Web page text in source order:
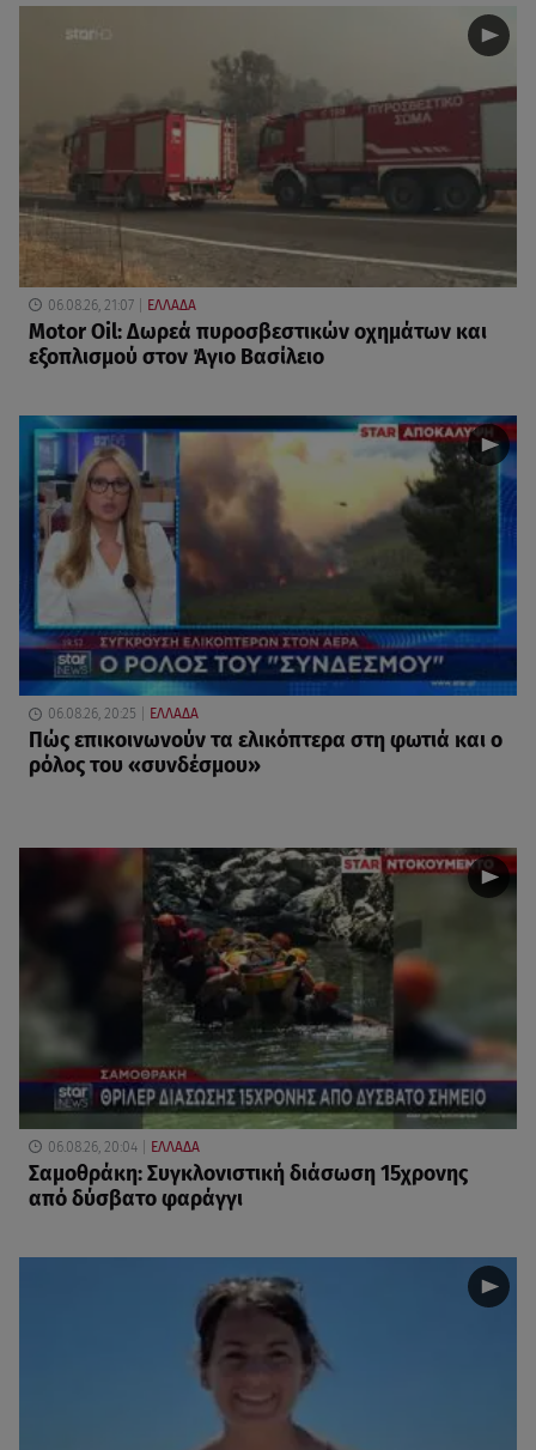
06.08.26, 21:07 ΕΛΛΑΔΑ
Motor Oil: Δωρεά πυροσβεστικών οχημάτων και
εξοπλισμού στον Άγιο Βασίλειο
06.08.26, 20:25 ΕΛΛΑΔΑ
Πώς επικοινωνούν τα ελικόπτερα στη φωτιά και ο
ρόλος του «συνδέσμου»
06.08.26, 20:04 ΕΛΛΑΔΑ
Σαμοθράκη: Συγκλονιστική διάσωση 15χρονης
από δύσβατο φαράγγι